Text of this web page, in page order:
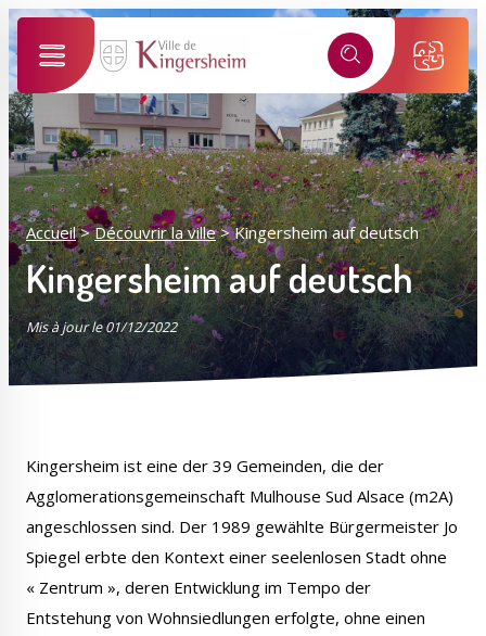
Ma ville selon mon profil
Je suis...
Mes démarches Mon compte M2A
Publications
municipales
Enquêtes publiques
Accueil>Découvrir la ville>Kingersheim auf deutsch
Kingersheim auf deutsch
Mis à jour le 01/12/2022
Kingersheim ist eine der 39 Gemeinden, die der
Agglomerationsgemeinschaft Mulhouse Sud Alsace (m2A)
angeschlossen sind. Der 1989 gewählte Bürgermeister Jo
Spiegel erbte den Kontext einer seelenlosen Stadt ohne
« Zentrum », deren Entwicklung im Tempo der
Entstehung von Wohnsiedlungen erfolgte, ohne einen
Événements, incidents...
Nos services vous informent en temps réel par SMS !
Numéro de rue*
Nom de la rue*
Sélectionner une rue
J'accepte lespolitiques de confidentialités.